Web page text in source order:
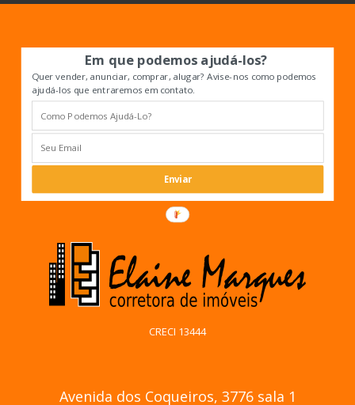
Em que podemos ajudá-los?
Quer vender, anunciar, comprar, alugar? Avise-nos como podemos
ajudá-los que entraremos em contato.
Enviar
CRECI 13444
Avenida dos Coqueiros, 3776 sala 1